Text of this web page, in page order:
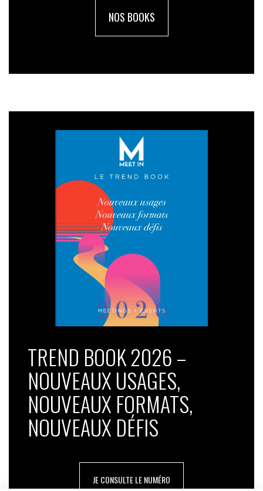
NOS BOOKS
TREND BOOK 2026 –
NOUVEAUX USAGES,
NOUVEAUX FORMATS,
NOUVEAUX DÉFIS
JE CONSULTE LE NUMÉRO